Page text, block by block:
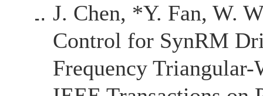
J. Chen, *Y. Fan, W.
Control for SynRM
Frequency